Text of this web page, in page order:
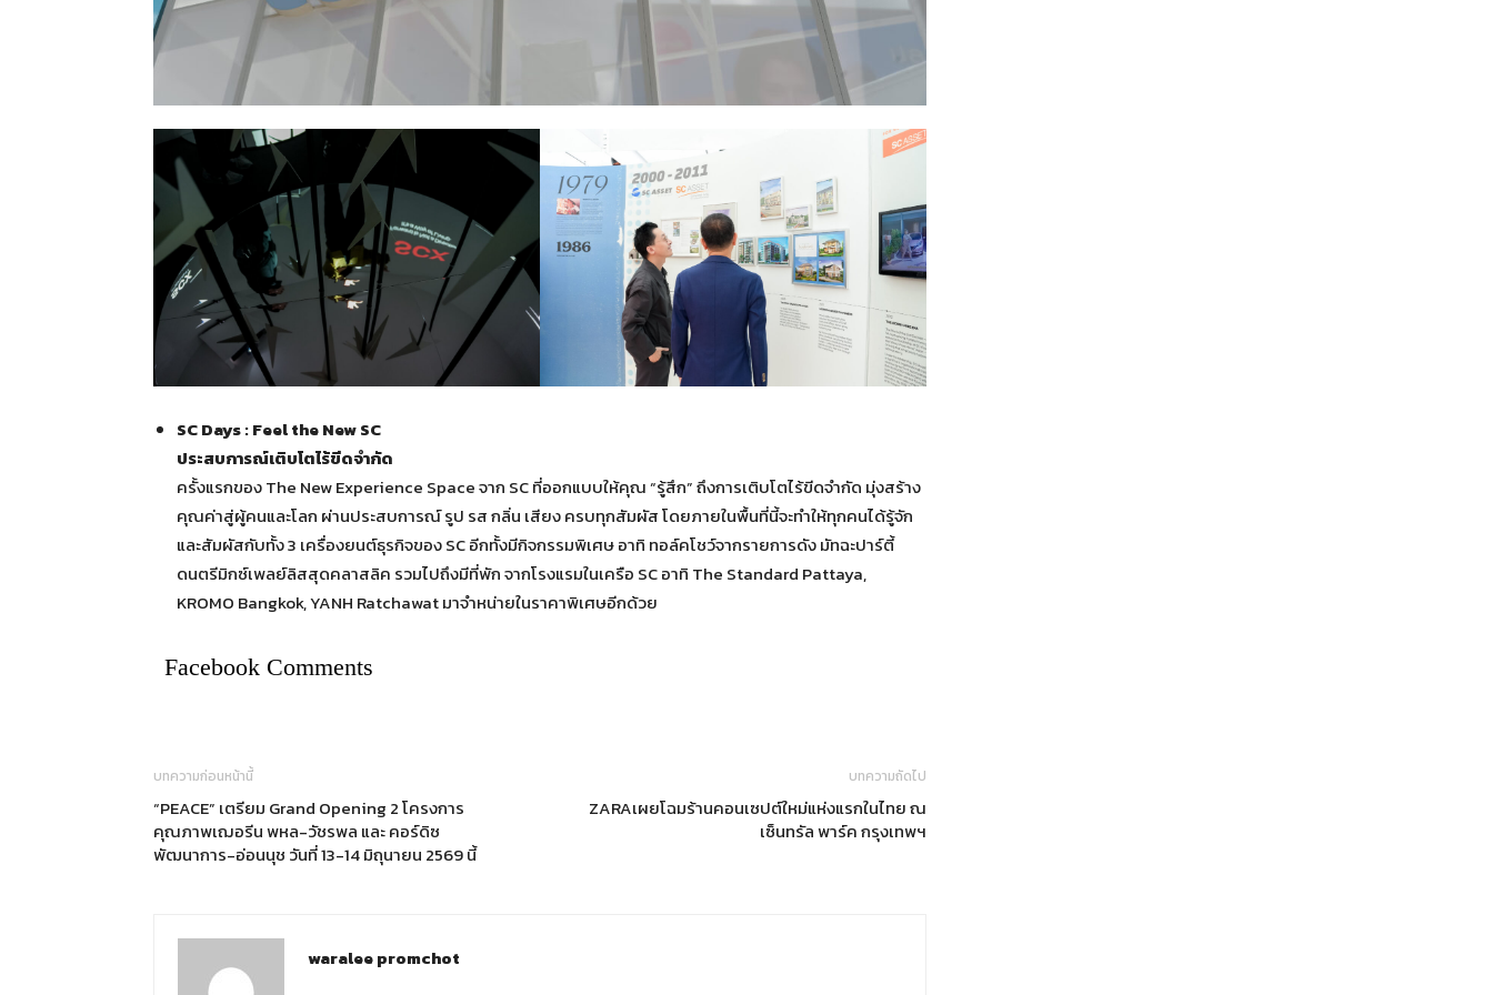
SC Days : Feel the New SC
ประสบการณ์เติบโตไร้ขีดจำกัด
ครั้งแรกของ The New Experience Space จาก SC ที่ออกแบบให้คุณ “รู้สึก” ถึงการเติบโตไร้ขีดจำกัด มุ่งสร้าง
คุณค่าสู่ผู้คนและโลก ผ่านประสบการณ์ รูป รส กลิ่น เสียง ครบทุกสัมผัส โดยภายในพื้นที่นี้จะทำให้ทุกคนได้รู้จัก
และสัมผัสกับทั้ง 3 เครื่องยนต์ธุรกิจของ SC อีกทั้งมีกิจกรรมพิเศษ อาทิ ทอล์คโชว์จากรายการดัง มัทฉะปาร์ตี้
ดนตรีมิกซ์เพลย์ลิสสุดคลาสลิค รวมไปถึงมีที่พัก จากโรงแรมในเครือ SC อาทิ The Standard Pattaya,
KROMO Bangkok, YANH Ratchawat มาจำหน่ายในราคาพิเศษอีกด้วย
Facebook Comments
บทความก่อนหน้านี้
“PEACE” เตรียม Grand Opening 2 โครงการ
คุณภาพเฌอรีน พหล-วัชรพล และ คอร์ดิซ
พัฒนาการ-อ่อนนุช วันที่ 13-14 มิถุนายน 2569 นี้
บทความถัดไป
ZARAเผยโฉมร้านคอนเซปต์ใหม่แห่งแรกในไทย ณ
เซ็นทรัล พาร์ค กรุงเทพฯ
waralee promchot